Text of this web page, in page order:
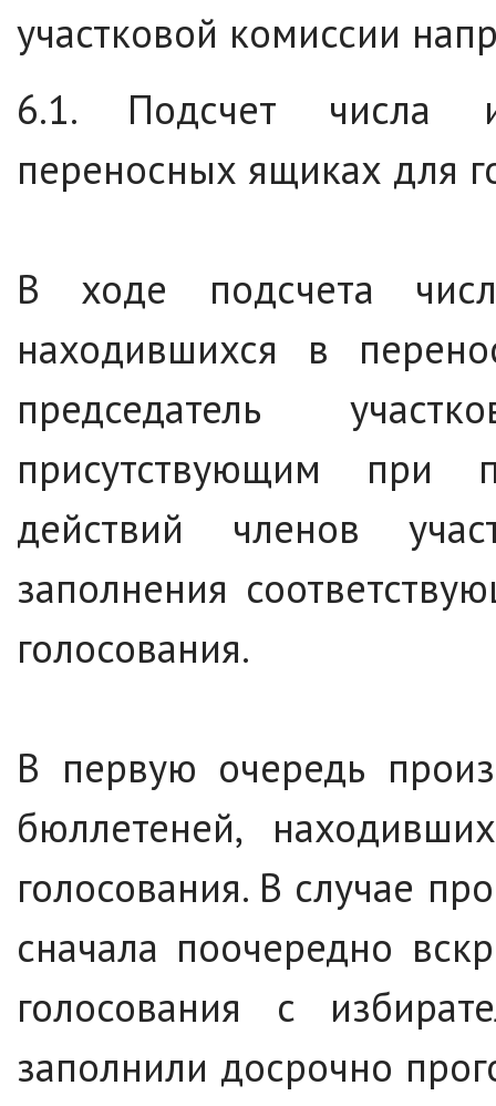
участковой комиссии
6.1. Подсчет числа
переносных ящиках для
В ходе подсчета
находившихся в
председатель
присутствующим при
действий членов
заполнения
голосования.
В первую очередь
бюллетеней,
голосования. В случае
сначала поочередно
голосования с
заполнили досрочно